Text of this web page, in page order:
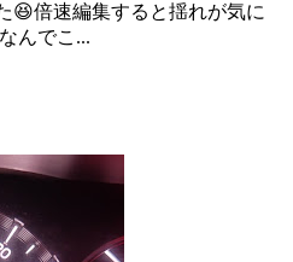
😆倍速編集すると揺れが気に
んでこ...